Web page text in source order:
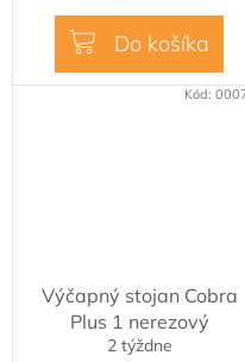
cena:
Do košíka
Výčapný stojan Cobra
Plus 1 nerezový
2 týždne
Kód: